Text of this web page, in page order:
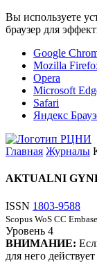
Вы используете
браузер для
Google
Mozilla
Opera
Microsoft
Safari
Яндекс
Главная Журналы
AKTUALNI
ISSN 1803-9588
Scopus WoS CC Embase
Уровень 4
ВНИМАНИЕ:
для него